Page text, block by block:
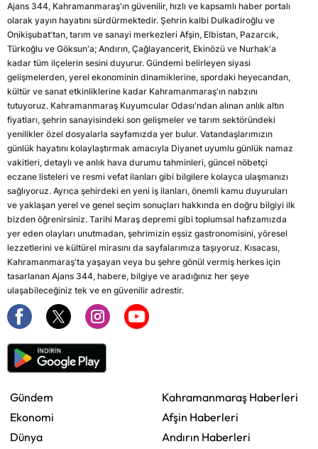
Ajans 344, Kahramanmaraş'ın güvenilir, hızlı ve kapsamlı haber portalı
olarak yayın hayatını sürdürmektedir. Şehrin kalbi Dulkadiroğlu ve
Onikişubat'tan, tarım ve sanayi merkezleri Afşin, Elbistan, Pazarcık,
Türkoğlu ve Göksun'a; Andırın, Çağlayancerit, Ekinözü ve Nurhak'a
kadar tüm ilçelerin sesini duyurur. Gündemi belirleyen siyasi
gelişmelerden, yerel ekonominin dinamiklerine, spordaki heyecandan,
kültür ve sanat etkinliklerine kadar Kahramanmaraş'ın nabzını
tutuyoruz. Kahramanmaraş Kuyumcular Odası'ndan alınan anlık altın
fiyatları, şehrin sanayisindeki son gelişmeler ve tarım sektöründeki
yenilikler özel dosyalarla sayfamızda yer bulur. Vatandaşlarımızın
günlük hayatını kolaylaştırmak amacıyla Diyanet uyumlu günlük namaz
vakitleri, detaylı ve anlık hava durumu tahminleri, güncel nöbetçi
eczane listeleri ve resmi vefat ilanları gibi bilgilere kolayca ulaşmanızı
sağlıyoruz. Ayrıca şehirdeki en yeni iş ilanları, önemli kamu duyuruları
ve yaklaşan yerel ve genel seçim sonuçları hakkında en doğru bilgiyi ilk
bizden öğrenirsiniz. Tarihi Maraş depremi gibi toplumsal hafızamızda
yer eden olayları unutmadan, şehrimizin eşsiz gastronomisini, yöresel
lezzetlerini ve kültürel mirasını da sayfalarımıza taşıyoruz. Kısacası,
Kahramanmaraş'ta yaşayan veya bu şehre gönül vermiş herkes için
tasarlanan Ajans 344, habere, bilgiye ve aradığınız her şeye
ulaşabileceğiniz tek ve en güvenilir adrestir.
Gündem
Ekonomi
Dünya
Kahramanmaraş Haberleri
Afşin Haberleri
Andırın Haberleri